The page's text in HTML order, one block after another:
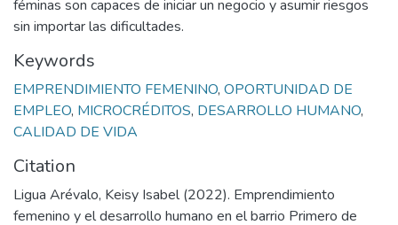
féminas son capaces de iniciar un negocio y asumir riesgos
sin importar las dificultades.
Keywords
EMPRENDIMIENTO FEMENINO, OPORTUNIDAD DE
EMPLEO, MICROCRÉDITOS, DESARROLLO HUMANO,
CALIDAD DE VIDA
Citation
Ligua Arévalo, Keisy Isabel (2022). Emprendimiento
femenino y el desarrollo humano en el barrio Primero de